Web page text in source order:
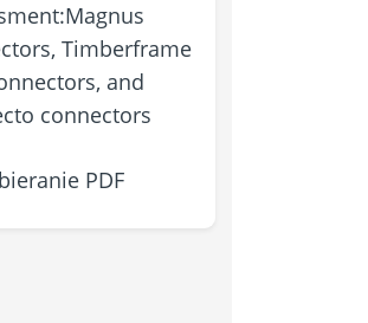
​​​​​​​Magnus
Timberframe
and
connectors
PDF